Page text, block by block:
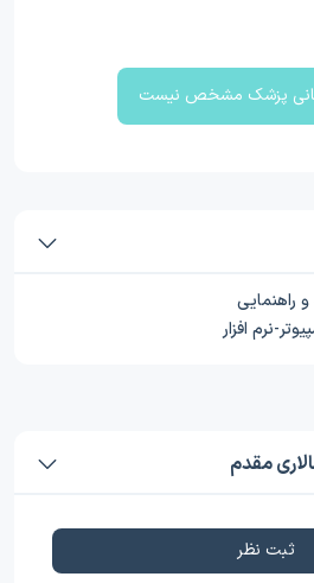
پزشک مشخص نیست
راهنمایی
نرم افزار
مقدم
ثبت نظر